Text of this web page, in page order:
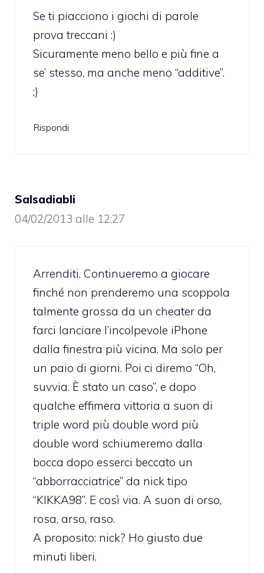
Se ti piacciono i giochi di parole
prova treccani :)
Sicuramente meno bello e più fine a
se’ stesso, ma anche meno “additive”.
;)
Rispondi
Salsadiabli
04/02/2013 alle 12:27
Arrenditi. Continueremo a giocare
finché non prenderemo una scoppola
talmente grossa da un cheater da
farci lanciare l’incolpevole iPhone
dalla finestra più vicina. Ma solo per
un paio di giorni. Poi ci diremo “Oh,
suvvia. È stato un caso”, e dopo
qualche effimera vittoria a suon di
triple word più double word più
double word schiumeremo dalla
bocca dopo esserci beccato un
“abborracciatrice” da nick tipo
“KIKKA98”. E così via. A suon di orso,
rosa, arso, raso.
A proposito: nick? Ho giusto due
minuti liberi.